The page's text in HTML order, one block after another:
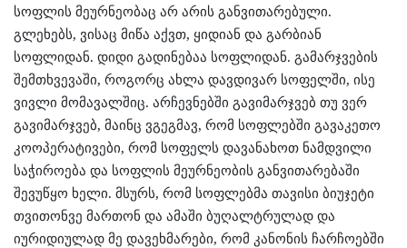
სოფლის მეურნეობაც არ არის განვითარებული.
გლეხებს, ვისაც მიწა აქვთ, ყიდიან და გარბიან
სოფლიდან. დიდი გადინებაა სოფლიდან. გამარჯვების
შემთხვევაში, როგორც ახლა დავდივარ სოფელში, ისე
ვივლი მომავალშიც. არჩევნებში გავიმარჯვებ თუ ვერ
გავიმარჯვებ, მაინც ვგეგმავ, რომ სოფლებში გავაკეთო
კოოპერატივები, რომ სოფელს დავანახოთ ნამდვილი
საჭიროება და სოფლის მეურნეობის განვითარებაში
შევუწყო ხელი. მსურს, რომ სოფლებმა თავისი ბიუჯეტი
თვითონვე მართონ და ამაში ბუღალტრულად და
იურიდიულად მე დავეხმარები, რომ კანონის ჩარჩოებში